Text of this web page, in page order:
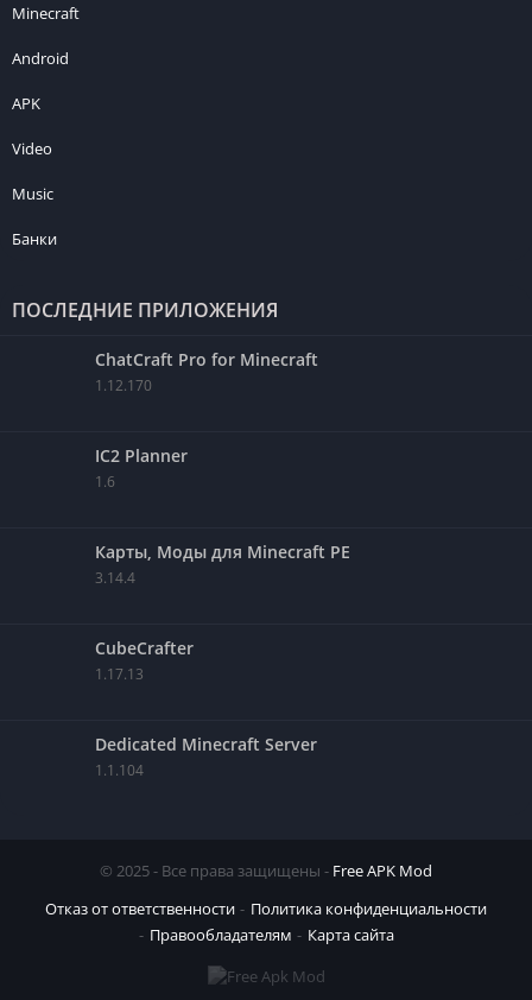
Minecraft
Android
APK
Video
Music
Банки
ПОСЛЕДНИЕ ПРИЛОЖЕНИЯ
ChatCraft Pro for Minecraft
1.12.170
IC2 Planner
1.6
Карты, Моды для Minecraft PE
3.14.4
CubeCrafter
1.17.13
Dedicated Minecraft Server
1.1.104
© 2025 - Все права защищены - Free APK Mod
Отказ от ответственности
Политика конфиденциальности
Правообладателям
Карта сайта